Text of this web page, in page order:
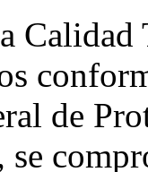
Calidad
de